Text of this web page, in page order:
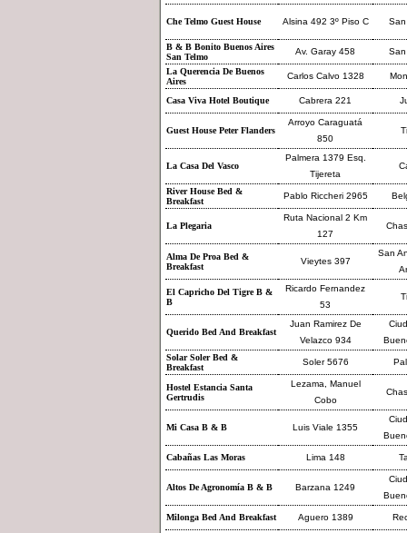
Che Telmo Guest House Alsina 492 3º Piso C San
B & B Bonito Buenos Aires
San Telmo
Av. Garay 458
San
La Querencia De Buenos
Aires
Carlos Calvo 1328
Casa Viva Hotel Boutique Cabrera 221
Guest House Peter Flanders
Arroyo Caraguatá
850
La Casa Del Vasco
Palmera 1379 Esq.
Tijereta
River House Bed &
Breakfast
Pablo Riccheri 2965
La Plegaria
Ruta Nacional 2 Km
127
Alma De Proa Bed &
Breakfast
Vieytes 397
San
El Capricho Del Tigre B &
B
Ricardo Fernandez
53
Querido Bed And Breakfast
Juan Ramirez De
Velazco 934
Solar Soler Bed &
Breakfast
Soler 5676
Hostel Estancia Santa
Gertrudis
Lezama, Manuel
Cobo
Mi Casa B & B Luis Viale 1355
Cabañas Las Moras Lima 148
Altos De Agronomía B & B Barzana 1249
Milonga Bed And Breakfast Aguero 1389